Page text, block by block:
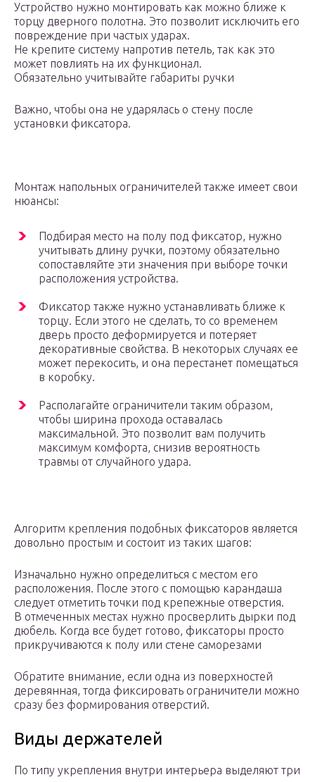
Устройство нужно монтировать как можно ближе к
торцу дверного полотна. Это позволит исключить его
повреждение при частых ударах.
Не крепите систему напротив петель, так как это
может повлиять на их функционал.
Обязательно учитывайте габариты ручки
Важно, чтобы она не ударялась о стену после
установки фиксатора.
Монтаж напольных ограничителей также имеет свои
нюансы:
Подбирая место на полу под фиксатор, нужно
учитывать длину ручки, поэтому обязательно
сопоставляйте эти значения при выборе точки
расположения устройства.
Фиксатор также нужно устанавливать ближе к
торцу. Если этого не сделать, то со временем
дверь просто деформируется и потеряет
декоративные свойства. В некоторых случаях ее
может перекосить, и она перестанет помещаться
в коробку.
Располагайте ограничители таким образом,
чтобы ширина прохода оставалась
максимальной. Это позволит вам получить
максимум комфорта, снизив вероятность
травмы от случайного удара.
Алгоритм крепления подобных фиксаторов является
довольно простым и состоит из таких шагов:
Изначально нужно определиться с местом его
расположения. После этого с помощью карандаша
следует отметить точки под крепежные отверстия.
В отмеченных местах нужно просверлить дырки под
дюбель. Когда все будет готово, фиксаторы просто
прикручиваются к полу или стене саморезами
Обратите внимание, если одна из поверхностей
деревянная, тогда фиксировать ограничители можно
сразу без формирования отверстий.
Виды держателей
По типу укрепления внутри интерьера выделяют три